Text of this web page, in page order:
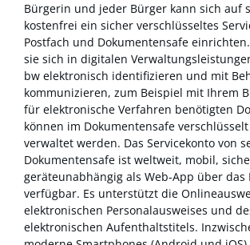
Bürgerin und jeder Bürger kann sich auf
kostenfrei ein sicher verschlüsseltes
Postfach und Dokumentensafe
sie sich in digitalen
bw elektronisch identifizieren und mit
kommunizieren, zum Beispiel mit Ihrem
für elektronische Verfahren benötigten
können im Dokumentensafe
verwaltet werden. Das Servicekonto von
Dokumentensafe ist weltweit, mobil,
geräteunabhängig als Web-App über
verfügbar. Es unterstützt die
elektronischen Personalausweises und
elektronischen Aufenthaltstitels.